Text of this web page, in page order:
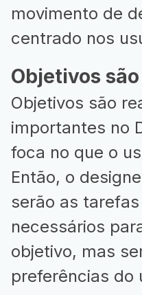
movimento de
centrado nos
Objetivos
Objetivos são
importantes no
foca no que o
Então, o
serão as
necessários
objetivo, mas
preferências do